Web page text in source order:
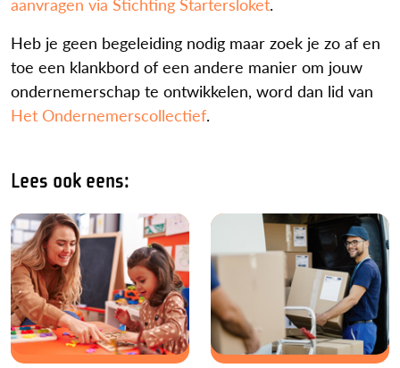
Heb je geen begeleiding nodig maar zoek je zo af en
toe een klankbord of een andere manier om jouw
ondernemerschap te ontwikkelen, word dan lid van
Het Ondernemerscollectief.
Lees ook eens: